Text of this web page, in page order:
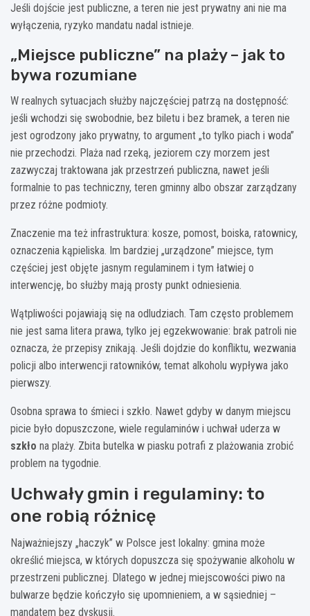
Jeśli dojście jest publiczne, a teren nie jest prywatny ani nie ma
wyłączenia, ryzyko mandatu nadal istnieje.
„Miejsce publiczne” na plaży – jak to
bywa rozumiane
W realnych sytuacjach służby najczęściej patrzą na dostępność:
jeśli wchodzi się swobodnie, bez biletu i bez bramek, a teren nie
jest ogrodzony jako prywatny, to argument „to tylko piach i woda”
nie przechodzi. Plaża nad rzeką, jeziorem czy morzem jest
zazwyczaj traktowana jak przestrzeń publiczna, nawet jeśli
formalnie to pas techniczny, teren gminny albo obszar zarządzany
przez różne podmioty.
Znaczenie ma też infrastruktura: kosze, pomost, boiska, ratownicy,
oznaczenia kąpieliska. Im bardziej „urządzone” miejsce, tym
częściej jest objęte jasnym regulaminem i tym łatwiej o
interwencję, bo służby mają prosty punkt odniesienia.
Wątpliwości pojawiają się na odludziach. Tam często problemem
nie jest sama litera prawa, tylko jej egzekwowanie: brak patroli nie
oznacza, że przepisy znikają. Jeśli dojdzie do konfliktu, wezwania
policji albo interwencji ratowników, temat alkoholu wypływa jako
pierwszy.
Osobna sprawa to śmieci i szkło. Nawet gdyby w danym miejscu
picie było dopuszczone, wiele regulaminów i uchwał uderza w
szkło na plaży. Zbita butelka w piasku potrafi z plażowania zrobić
problem na tygodnie.
Uchwały gmin i regulaminy: to
one robią różnicę
Najważniejszy „haczyk” w Polsce jest lokalny: gmina może
określić miejsca, w których dopuszcza się spożywanie alkoholu w
przestrzeni publicznej. Dlatego w jednej miejscowości piwo na
bulwarze będzie kończyło się upomnieniem, a w sąsiedniej –
mandatem bez dyskusji.